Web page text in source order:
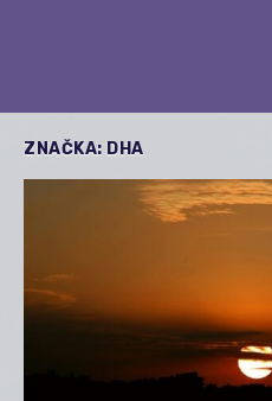
ZNAČKA: DHA